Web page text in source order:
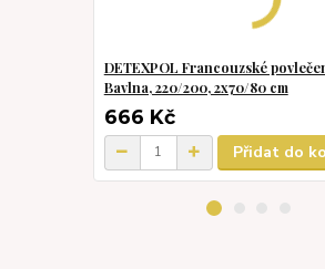
DETEXPOL Francouzské
Bavlna, 220/200, 2x70/80 cm
666 Kč
Přidat do